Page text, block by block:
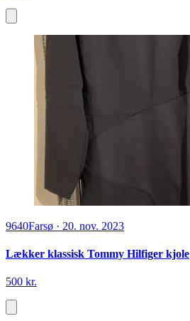
9640Farsø · 20. nov. 2023
Lækker klassisk Tommy Hilfiger kjole
500 kr.